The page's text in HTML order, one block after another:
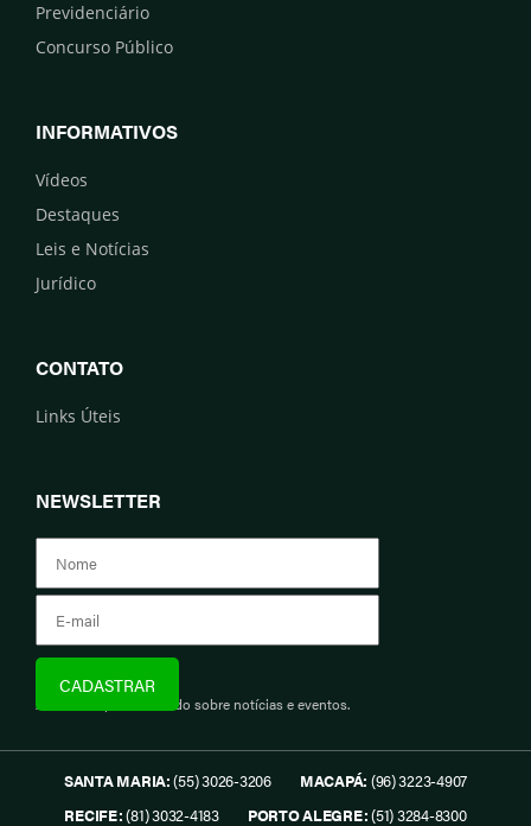
Previdenciário
Concurso Público
INFORMATIVOS
Vídeos
Destaques
Leis e Notícias
Jurídico
CONTATO
Links Úteis
NEWSLETTER
Assine e fique informado sobre notícias e eventos.
SANTA MARIA:(55) 3026-3206 MACAPÁ: (96) 3223-4907
RECIFE:(81) 3032-4183 PORTO ALEGRE:(51) 3284-8300